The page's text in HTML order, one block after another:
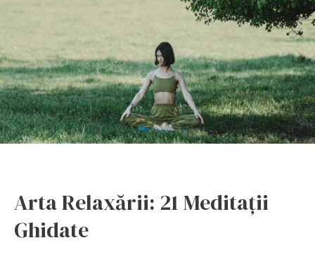
Arta Relaxării: 21 Meditații
Ghidate